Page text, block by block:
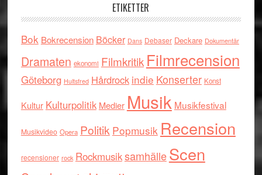
ETIKETTER
Bok Bokrecension Böcker Dans Debaser Deckare Dokumentär
Dramaten ekonomi Filmkritik Filmrecension
Göteborg Hultsfred Hårdrock indie Konserter Konst
Kultur Kulturpolitik Medier Musik Musikfestival
Musikvideo Opera Politik Popmusik Recension
recensioner rock RockmusiksamhälleScen